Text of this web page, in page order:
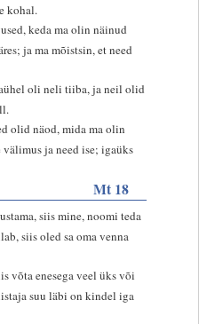
kohal.
keda ma olin näinud
ja ma mõistsin, et need
oli neli tiiba, ja neil olid
olid näod, mida ma olin
ja need ise; igaüks
Mt 18
siis mine, noomi teda
siis oled sa oma venna
võta enesega veel üks või
suu läbi on kindel iga